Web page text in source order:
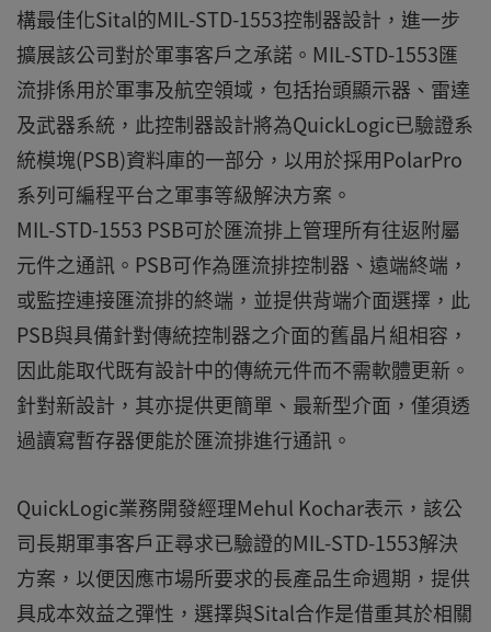
構最佳化Sital的MIL-STD-1553控制器設計，進一步
擴展該公司對於軍事客戶之承諾。MIL-STD-1553匯
流排係用於軍事及航空領域，包括抬頭顯示器、雷達
及武器系統，此控制器設計將為QuickLogic已驗證系
統模塊(PSB)資料庫的一部分，以用於採用PolarPro
系列可編程平台之軍事等級解決方案。
MIL-STD-1553 PSB可於匯流排上管理所有往返附屬
元件之通訊。PSB可作為匯流排控制器、遠端終端，
或監控連接匯流排的終端，並提供背端介面選擇，此
PSB與具備針對傳統控制器之介面的舊晶片組相容，
因此能取代既有設計中的傳統元件而不需軟體更新。
針對新設計，其亦提供更簡單、最新型介面，僅須透
過讀寫暫存器便能於匯流排進行通訊。
QuickLogic業務開發經理Mehul Kochar表示，該公
司長期軍事客戶正尋求已驗證的MIL-STD-1553解決
方案，以便因應市場所要求的長產品生命週期，提供
具成本效益之彈性，選擇與Sital合作是借重其於相關